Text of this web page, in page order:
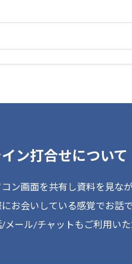
ン打合せについて
コン画面を共有し資料を見な
にお会いしている感覚でお話
/メール/チャットもご利用い